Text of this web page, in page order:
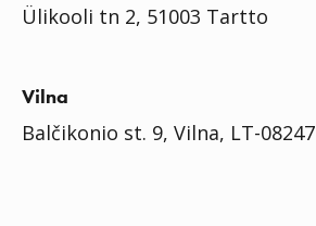
Ülikooli tn 2, 51003 Tartto
Vilna
Balčikonio st. 9, Vilna, LT-08247